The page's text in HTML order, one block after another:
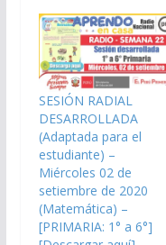
SESIÓN RADIAL
DESARROLLADA
(Adaptada para el
estudiante) –
Miércoles 02 de
setiembre de 2020
(Matemática) –
[PRIMARIA: 1° a 6°]